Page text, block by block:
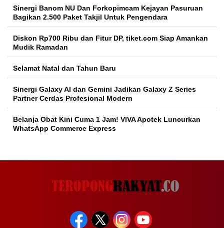
Sinergi Banom NU Dan Forkopimcam Kejayan Pasuruan
Bagikan 2.500 Paket Takjil Untuk Pengendara
Diskon Rp700 Ribu dan Fitur DP, tiket.com Siap Amankan
Mudik Ramadan
Selamat Natal dan Tahun Baru
Sinergi Galaxy AI dan Gemini Jadikan Galaxy Z Series
Partner Cerdas Profesional Modern
Belanja Obat Kini Cuma 1 Jam! VIVA Apotek Luncurkan
WhatsApp Commerce Express